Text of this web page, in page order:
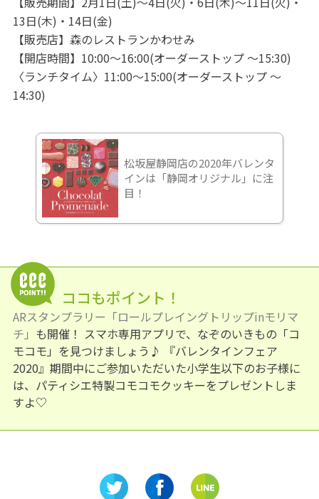
13日(木)・14日(金)
【販売店】森のレストランかわせみ
【開店時間】10:00～16:00(オーダーストップ 〜15:30)
〈ランチタイム〉11:00～15:00(オーダーストップ 〜
14:30)
松坂屋静岡店の2020年バレンタ
インは「静岡オリジナル」に注
目！
ココもポイント！
ARスタンプラリー「ロールプレイングトリップinモリマ
チ」 も開催！ スマホ専用アプリで、なぞのいきもの「コ
モコモ」を見つけましょう♪ 『バレンタインフェア
2020』期間中にご参加いただいた小学生以下のお子様に
は、パティシエ特製コモコモクッキーをプレゼントしま
すよ♡